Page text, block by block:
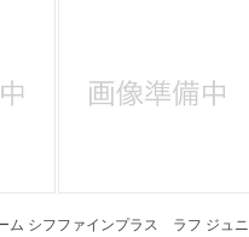
ム シフファインプラス ラフ ジュニ